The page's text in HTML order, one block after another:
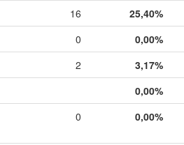
16 25,40%
0 0,00%
2 3,17%
0,00%
0 0,00%